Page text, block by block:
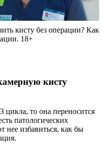
кисту без операции? Как
18+
кисту
цикла, то она переносится
патологических
нее избавиться, как бы